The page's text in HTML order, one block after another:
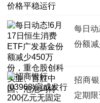
每日
份额
招商
定期